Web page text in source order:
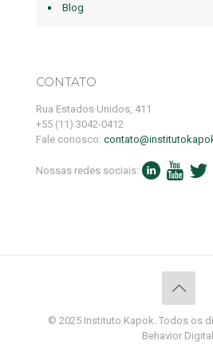
Blog
CONTATO
Rua Estados Unidos, 411
+55 (11) 3042-0412
Fale conosco:
Nossas redes sociais:
© 2025 Instituto Kapok. Todos os
Behavior Digital.